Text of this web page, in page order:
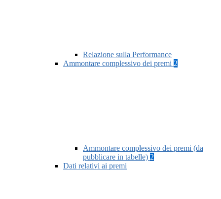
Relazione sulla Performance
Ammontare complessivo dei premi 2
Ammontare complessivo dei premi (da
pubblicare in tabelle) 2
Dati relativi ai premi